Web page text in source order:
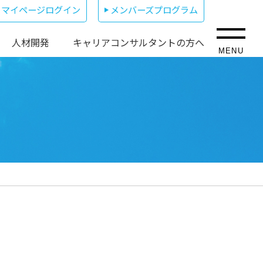
マイページログイン メンバーズプログラム
人材開発 キャリアコンサルタントの方へ
MENU